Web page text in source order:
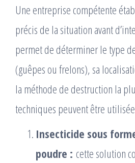
Une entreprise compétente
précis de la situation avant
permet de déterminer le type
(guêpes ou frelons), sa
la méthode de destruction la
techniques peuvent être
Insecticide sous
poudre : cette solution